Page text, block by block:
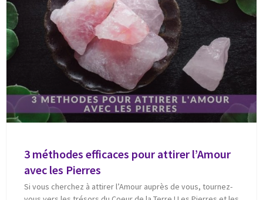
3 méthodes efficaces pour attirer l’Amour
avec les Pierres
Si vous cherchez à attirer l’Amour auprès de vous, tournez-